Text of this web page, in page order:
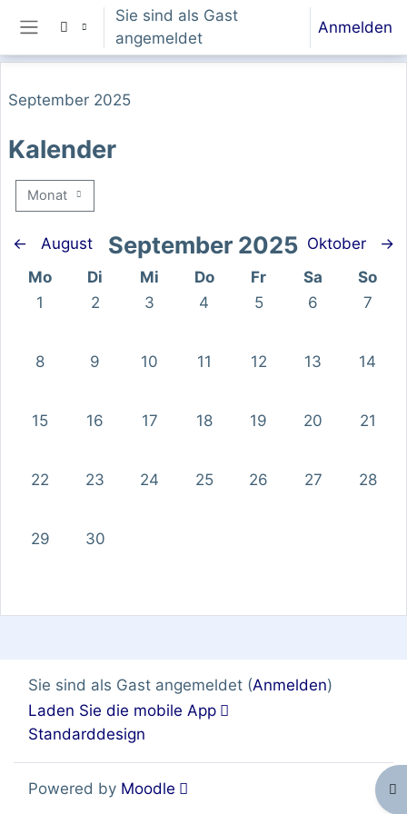
Zum Hauptinhalt
Website-Übersicht
Sie sind als Gast
angemeldet
Anmelden
September 2025
Kalender
Monat
← August September 2025 Oktober
→
Montag
Mo Dienstag
Di Mittwoch
Mi Donnerstag
Do Freitag
Fr Samstag
Sa
So
Keine Termine, Montag, 1. September
1 Keine Termine, Dienstag, 2. September
2 Keine Termine, Mittwoch, 3.
3 Keine Termine, Donnerstag,
4 Keine Termine,
5 Keine
6 Keine
7
Keine Termine, Montag, 8. September
8 Keine Termine, Dienstag, 9. September
9 Keine Termine, Mittwoch, 10.
10 Keine Termine, Donnerstag,
11 Keine Termine,
12 Keine
13 Keine
14
Keine Termine, Montag, 15. September
15 Keine Termine, Dienstag, 16. September
16 Keine Termine, Mittwoch, 17.
17 Keine Termine, Donnerstag,
18 Keine Termine,
19 Keine
20 Keine
21
Keine Termine, Montag, 22. September
22 Keine Termine, Dienstag, 23. September
23 Keine Termine, Mittwoch, 24.
24 Keine Termine, Donnerstag,
25 Keine Termine,
26 Keine
27 Keine
28
Keine Termine, Montag, 29. September
29 Keine Termine, Dienstag, 30. September
30
Sie sind als Gast angemeldet (Anmelden)
Laden Sie die mobile App
Standarddesign
Powered by Moodle